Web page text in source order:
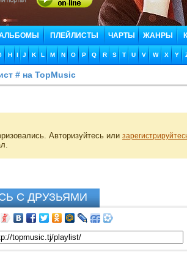
ПЛЕЙЛИСТЫ ЧАРТЫ ЖАНРЫ
H I J K L M N O P Q R S T U V W X Y
# на TopMusic
Авторизуйтесь или
С ДРУЗЬЯМИ